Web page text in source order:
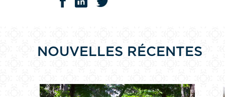
NOUVELLES RÉCENTES